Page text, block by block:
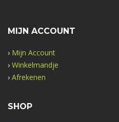
MIJN ACCOUNT
› Mijn Account
› Winkelmandje
› Afrekenen
SHOP